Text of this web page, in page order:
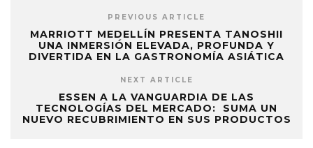
PREVIOUS ARTICLE
MARRIOTT MEDELLÍN PRESENTA TANOSHII
UNA INMERSIÓN ELEVADA, PROFUNDA Y
DIVERTIDA EN LA GASTRONOMÍA ASIÁTICA
NEXT ARTICLE
ESSEN A LA VANGUARDIA DE LAS
TECNOLOGÍAS DEL MERCADO: SUMA UN
NUEVO RECUBRIMIENTO EN SUS PRODUCTOS